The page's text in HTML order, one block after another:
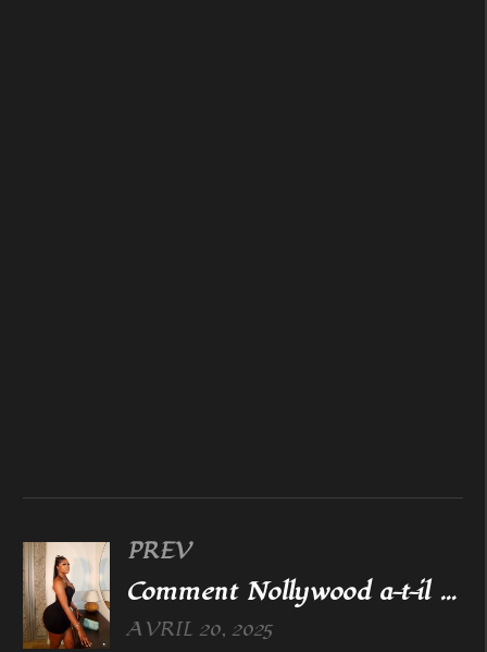
PREV
Comment Nollywood a-t-il surpassé Hollywood ?
AVRIL 20, 2025